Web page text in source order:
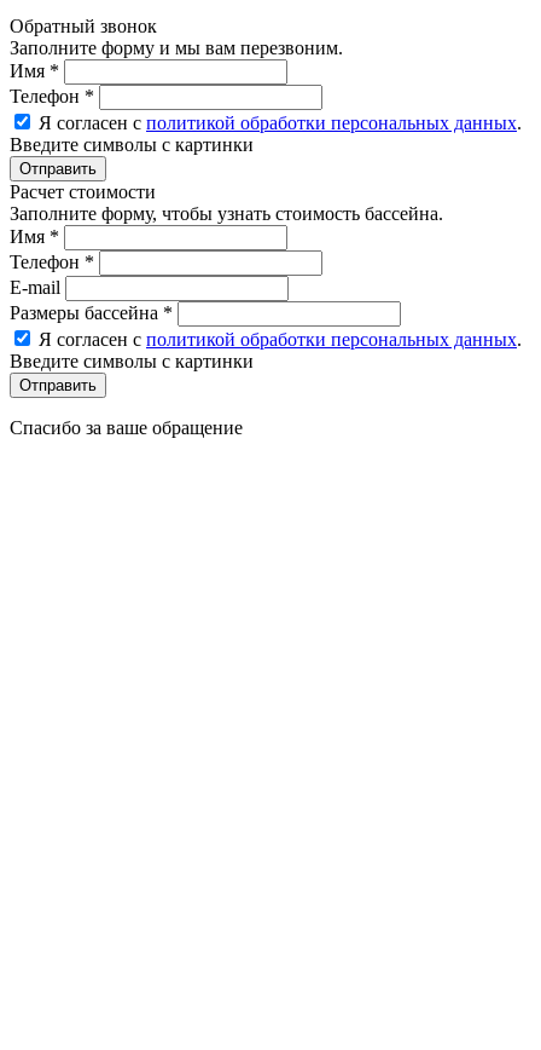
Обратный звонок
Заполните форму и мы вам перезвоним.
Имя *
Телефон *
Я согласен с политикой обработки персональных данных.
Введите символы с картинки
Расчет стоимости
Заполните форму, чтобы узнать стоимость бассейна.
Имя *
Телефон *
E-mail
Размеры бассейна *
Я согласен с политикой обработки персональных данных.
Введите символы с картинки
Спасибо за ваше обращение